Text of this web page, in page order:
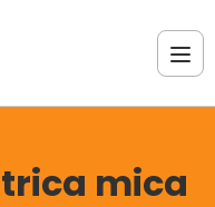
mica